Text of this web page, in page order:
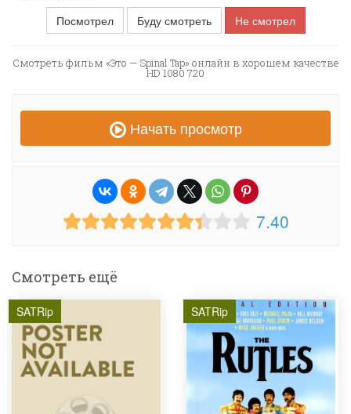
Посмотрел
Буду смотреть Не смотрел
Смотреть фильм «Это — Spinal Tap» онлайн в хорошем качестве
HD 1080 720
Начать просмотр
7.40
Смотреть ещё
SATRip SATRip